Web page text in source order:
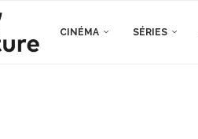
CINÉMA SÉRIES